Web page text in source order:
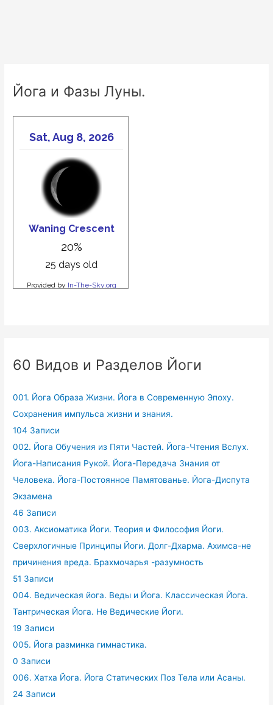
Йога и Фазы Луны.
60 Видов и Разделов Йоги
001. Йога Образа Жизни. Йога в Современную Эпоху.
Сохранения импульса жизни и знания.
104 Записи
002. Йога Обучения из Пяти Частей. Йога-Чтения Вслух.
Йога-Написания Рукой. Йога-Передача Знания от
Человека. Йога-Постоянное Памятованье. Йога-Диспута
Экзамена
46 Записи
003. Аксиоматика Йоги. Теория и Философия Йоги.
Сверхлогичные Принципы Йоги. Долг-Дхарма. Ахимса-не
причинения вреда. Брахмочарья -разумность
51 Записи
004. Ведическая йога. Веды и Йога. Классическая Йога.
Тантрическая Йога. Не Ведические Йоги.
19 Записи
005. Йога разминка гимнастика.
0 Записи
006. Хатха Йога. Йога Статических Поз Тела или Асаны.
24 Записи